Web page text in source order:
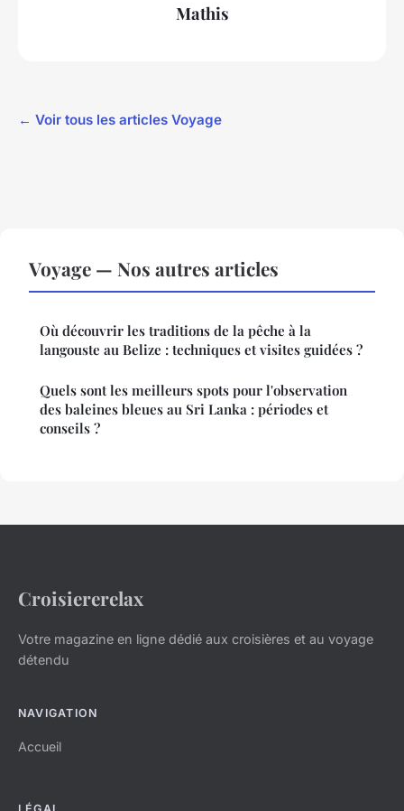
Mathis
← Voir tous les articles Voyage
Voyage — Nos autres articles
Où découvrir les traditions de la pêche à la
langouste au Belize : techniques et visites guidées ?
Quels sont les meilleurs spots pour l'observation
des baleines bleues au Sri Lanka : périodes et
conseils ?
Croisiererelax
Votre magazine en ligne dédié aux croisières et au voyage
détendu
NAVIGATION
Accueil